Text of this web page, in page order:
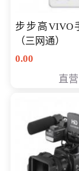
步步高VIVO
（三网通）
0.00
直营